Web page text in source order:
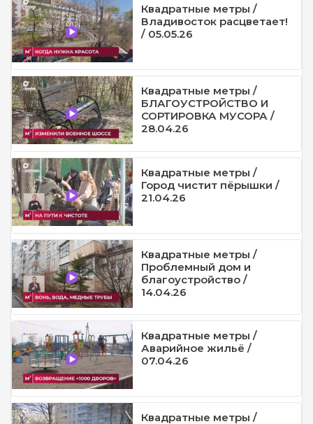
Квадратные метры /
Владивосток расцветает!
/ 05.05.26
Квадратные метры /
БЛАГОУСТРОЙСТВО И
СОРТИРОВКА МУСОРА /
28.04.26
Квадратные метры /
Город чистит пёрышки /
21.04.26
Квадратные метры /
Проблемный дом и
благоустройство /
14.04.26
Квадратные метры /
Аварийное жильё /
07.04.26
Квадратные метры /